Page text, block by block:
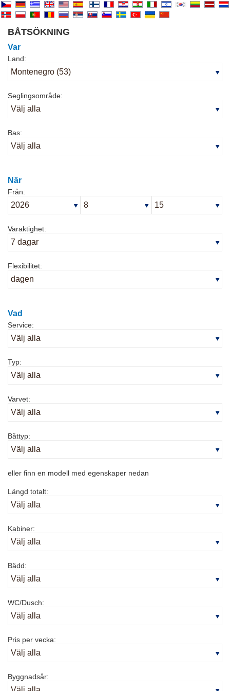
BÅTSÖKNING
Var
Land:
Seglingsområde:
Bas:
När
Från:
Varaktighet:
Flexibilitet:
Vad
Service:
Typ:
Varvet:
Båttyp:
eller finn en modell med egenskaper nedan
Längd totalt:
Kabiner:
Bädd:
WC/Dusch:
Pris per vecka:
Byggnadsår: